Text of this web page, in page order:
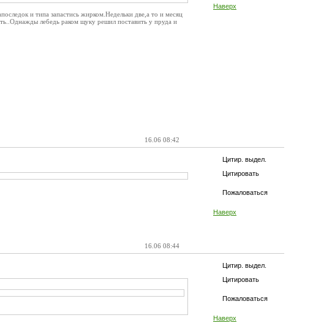
Наверх
и типа запастись жирком.Недельки две,а то и месяц
лебедь раком щуку решил поставить у пруда и
16.06 08:42
Цитир. выдел.
Цитировать
Пожаловаться
Наверх
16.06 08:44
Цитир. выдел.
Цитировать
Пожаловаться
Наверх